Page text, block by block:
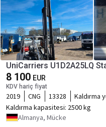
UniCarriers U1D2A25LQ
8 100 EUR
KDV hariç fiyat
2019 CNG 13328 Kaldırma
Kaldırma kapasitesi: 2500 kg
Almanya, Mücke